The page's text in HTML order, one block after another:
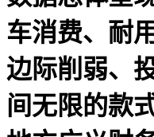
车消费、耐
边际削弱、
间无限的款